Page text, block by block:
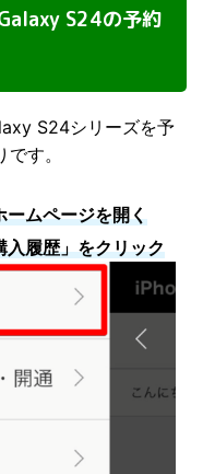
S24の予約
S24シリーズを予
す。
ームページを開く
入履歴」をクリック